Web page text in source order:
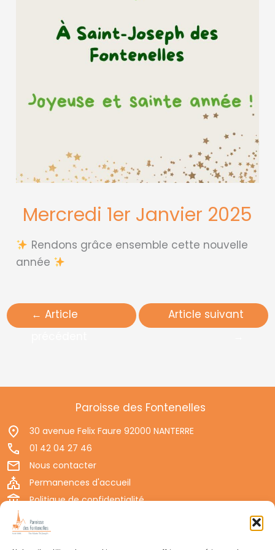
Mercredi 1er Janvier 2025
Rendons grâce ensemble cette nouvelle
année
← Article
Article suivant
Paroisse des Fontenelles
30 avenue Felix Faure 92000 NANTERRE
01 42 04 27 46
Nous contacter
Permanences d'accueil
Politique de confidentialité
Mentions légales
Suivre votre paroisse